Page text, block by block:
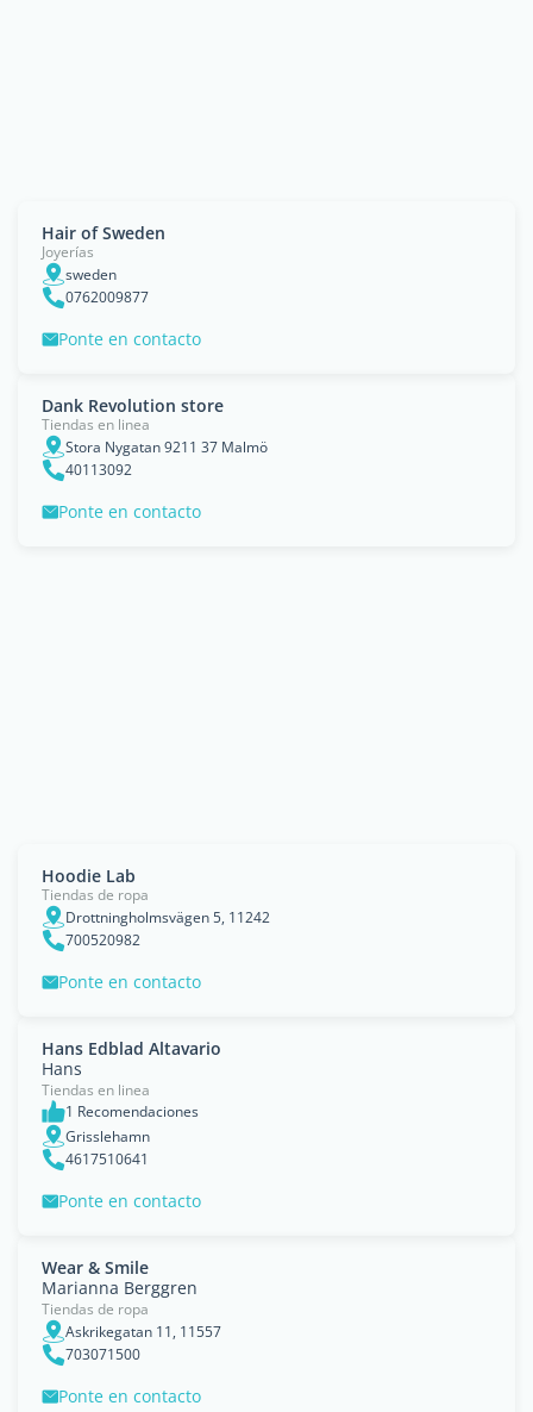
Hair of Sweden
Joyerías
sweden
0762009877
Ponte en contacto
Dank Revolution store
Tiendas en linea
Stora Nygatan 9211 37 Malmö
40113092
Ponte en contacto
Hoodie Lab
Tiendas de ropa
Drottningholmsvägen 5, 11242
700520982
Ponte en contacto
Hans Edblad Altavario
Hans
Tiendas en linea
1 Recomendaciones
Grisslehamn
4617510641
Ponte en contacto
Wear & Smile
Marianna Berggren
Tiendas de ropa
Askrikegatan 11, 11557
703071500
Ponte en contacto